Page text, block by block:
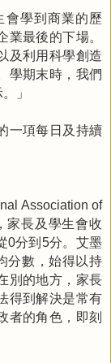
學到商業的歷
最後的下場。
及利用科學創造
學期末時，我們
」
一項每日及持續
Association of
家長及學生會收
0分到5分。艾墨
分數，始得以持
別的地方，家長
得到解決是常有
者的角色，即刻